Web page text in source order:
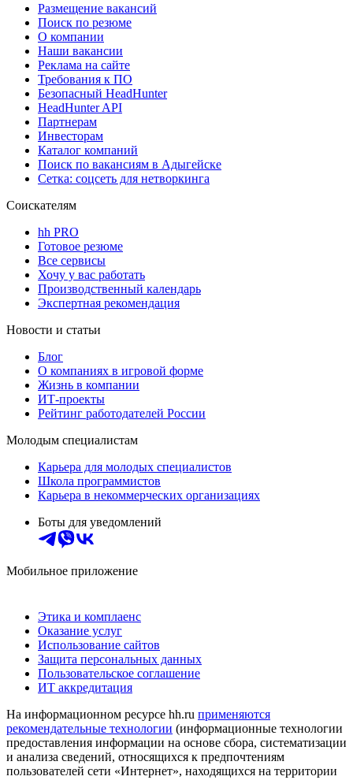
Размещение вакансий
Поиск по резюме
О компании
Наши вакансии
Реклама на сайте
Требования к ПО
Безопасный HeadHunter
HeadHunter API
Партнерам
Инвесторам
Каталог компаний
Поиск по вакансиям в Адыгейске
Сетка: соцсеть для нетворкинга
Соискателям
hh PRO
Готовое резюме
Все сервисы
Хочу у вас работать
Производственный календарь
Экспертная рекомендация
Новости и статьи
Блог
О компаниях в игровой форме
Жизнь в компании
ИТ-проекты
Рейтинг работодателей России
Молодым специалистам
Карьера для молодых специалистов
Школа программистов
Карьера в некоммерческих организациях
Боты для уведомлений
Мобильное приложение
Этика и комплаенс
Оказание услуг
Использование сайтов
Защита персональных данных
Пользовательское соглашение
ИТ аккредитация
На информационном ресурсе hh.ru применяются
рекомендательные технологии (информационные технологии
предоставления информации на основе сбора, систематизации
и анализа сведений, относящихся к предпочтениям
пользователей сети «Интернет», находящихся на территории